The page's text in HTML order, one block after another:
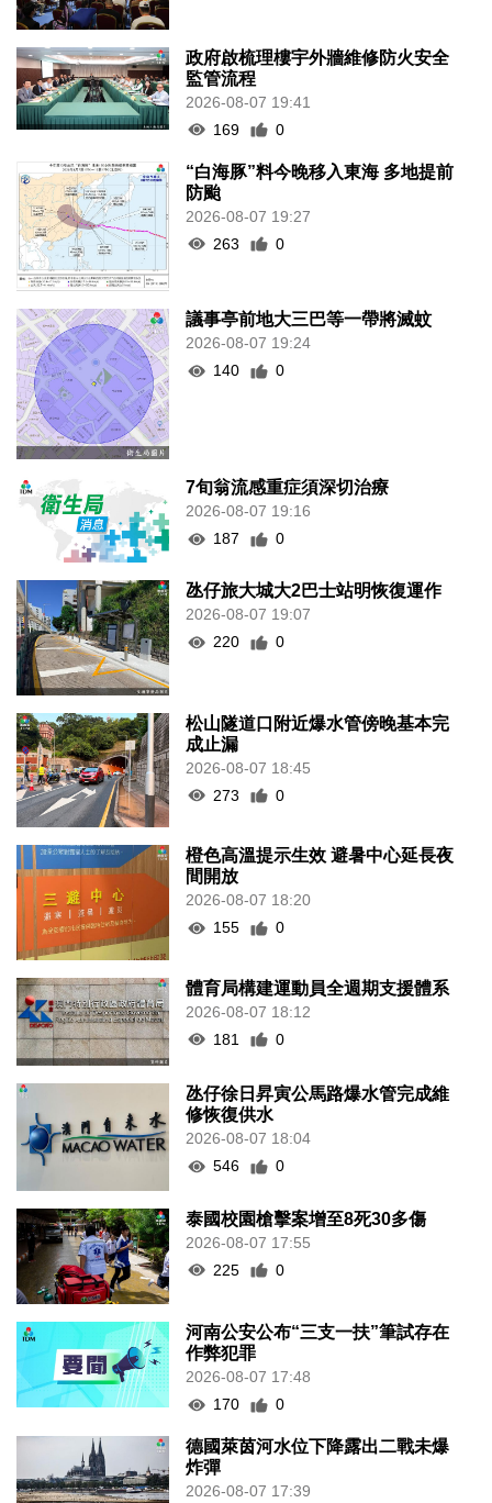
政府啟梳理樓宇外牆維修防火安全
監管流程
2026-08-07 19:41
169
0
“白海豚”料今晚移入東海 多地提前
防颱
2026-08-07 19:27
263
0
議事亭前地大三巴等一帶將滅蚊
2026-08-07 19:24
140
0
7旬翁流感重症須深切治療
2026-08-07 19:16
187
0
氹仔旅大城大2巴士站明恢復運作
2026-08-07 19:07
220
0
松山隧道口附近爆水管傍晚基本完
成止漏
2026-08-07 18:45
273
0
橙色高溫提示生效 避暑中心延長夜
間開放
2026-08-07 18:20
155
0
體育局構建運動員全週期支援體系
2026-08-07 18:12
181
0
氹仔徐日昇寅公馬路爆水管完成維
修恢復供水
2026-08-07 18:04
546
0
泰國校園槍擊案增至8死30多傷
2026-08-07 17:55
225
0
河南公安公布“三支一扶”筆試存在
作弊犯罪
2026-08-07 17:48
170
0
德國萊茵河水位下降露出二戰未爆
炸彈
2026-08-07 17:39